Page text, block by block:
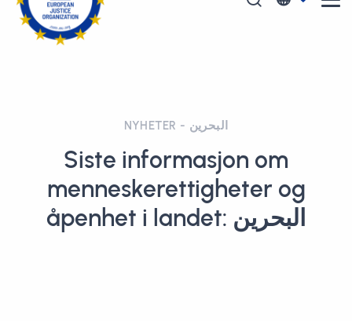
NYHETER - البحرين
Siste informasjon om
menneskerettigheter og
åpenhet i landet: البحرين